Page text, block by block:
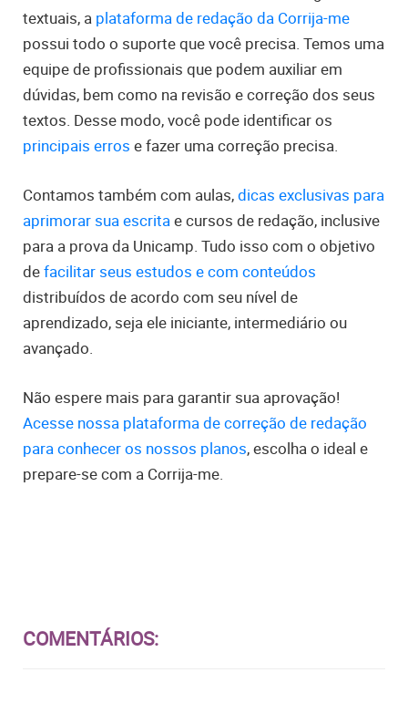
textuais, a plataforma de redação da Corrija-me
possui todo o suporte que você precisa. Temos uma
equipe de profissionais que podem auxiliar em
dúvidas, bem como na revisão e correção dos seus
textos. Desse modo, você pode identificar os
principais erros e fazer uma correção precisa.
Contamos também com aulas,dicas exclusivas para
aprimorar sua escritae cursos de redação, inclusive
para a prova da Unicamp. Tudo isso com o objetivo
defacilitar seus estudos e com conteúdos
distribuídos de acordo com seu nível de
aprendizado, seja ele iniciante, intermediário ou
avançado.
Não espere mais para garantir sua aprovação!
Acesse nossa plataforma de correção de redação
para conhecer os nossos planos, escolha o ideal e
prepare-se com a Corrija-me.
COMENTÁRIOS: